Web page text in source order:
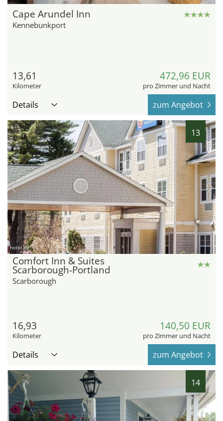
Cape Arundel Inn
Kennebunkport
13,61
Kilometer
472,96 EUR
pro Zimmer und Nacht
Details zum Angebot
13
hotel.de
Comfort Inn & Suites
Scarborough-Portland
Scarborough
16,93
Kilometer
140,50 EUR
pro Zimmer und Nacht
Details zum Angebot
14